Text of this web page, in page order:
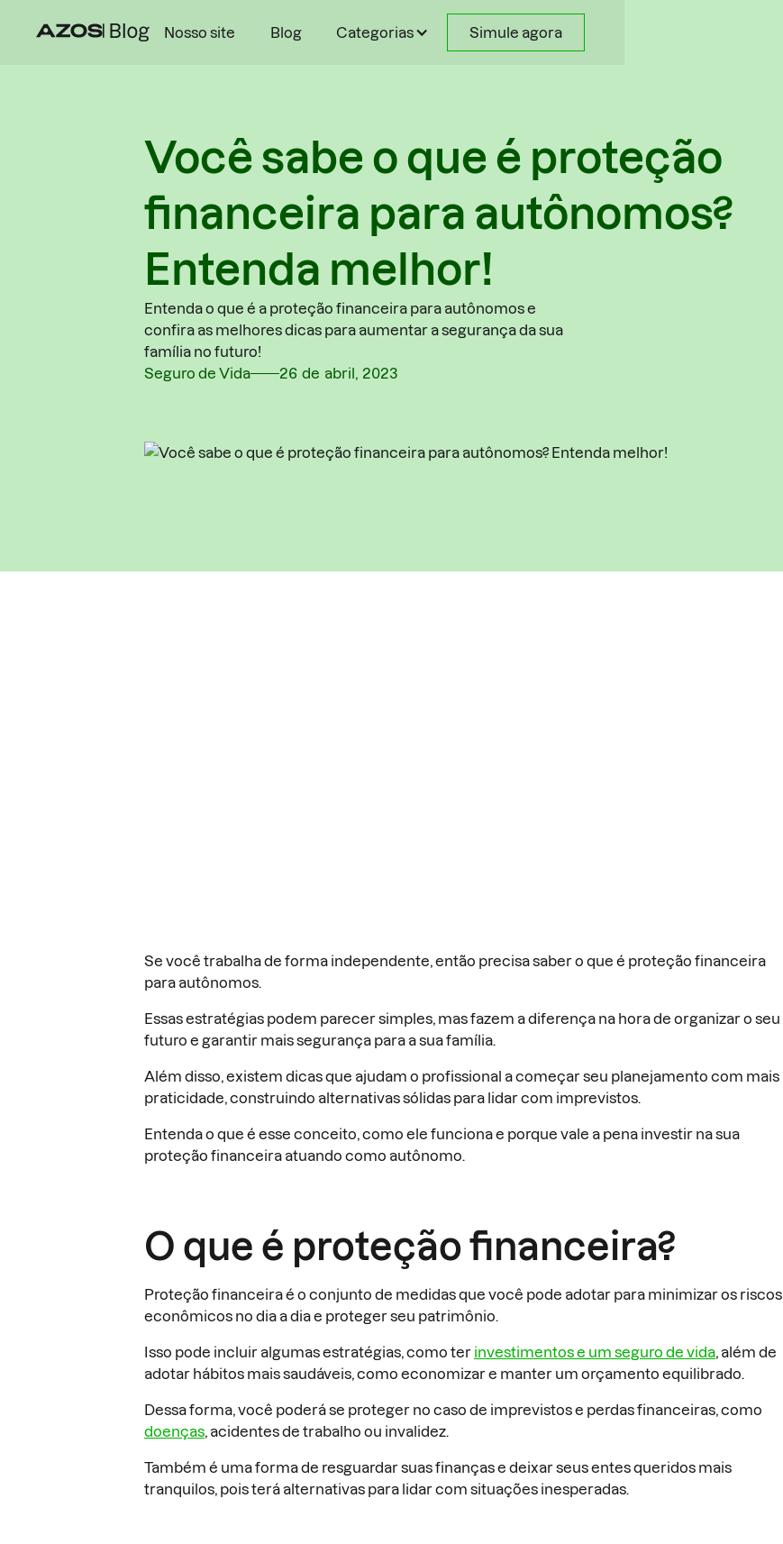
Nosso site Blog Categorias Simule agora
Você sabe o que é proteção
financeira para autônomos?
Entenda melhor!
Entenda o que é a proteção financeira para autônomos e
confira as melhores dicas para aumentar a segurança da sua
família no futuro!
Seguro de Vida
26 de abril, 2023
Se você trabalha de forma independente, então precisa saber o que é proteção financeira
para autônomos.
Essas estratégias podem parecer simples, mas fazem a diferença na hora de organizar o seu
futuro e garantir mais segurança para a sua família.
Além disso, existem dicas que ajudam o profissional a começar seu planejamento com mais
praticidade, construindo alternativas sólidas para lidar com imprevistos.
Entenda o que é esse conceito, como ele funciona e porque vale a pena investir na sua
proteção financeira atuando como autônomo.
O que é proteção financeira?
Proteção financeira é o conjunto de medidas que você pode adotar para minimizar os riscos
econômicos no dia a dia e proteger seu patrimônio.
Isso pode incluir algumas estratégias, como ter investimentos e um seguro de vida, além de
adotar hábitos mais saudáveis, como economizar e manter um orçamento equilibrado.
Dessa forma, você poderá se proteger no caso de imprevistos e perdas financeiras, como
doenças, acidentes de trabalho ou invalidez.
Também é uma forma de resguardar suas finanças e deixar seus entes queridos mais
tranquilos, pois terá alternativas para lidar com situações inesperadas.